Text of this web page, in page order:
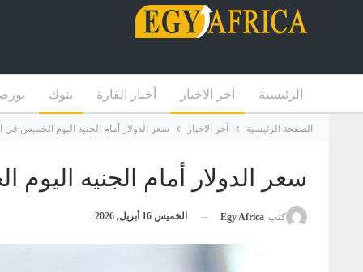
الرئيسية آخر الاخبار أخبار القارة بنوك
الصفحة الرئيسية آخر الاخبار سعر الدولار أمام الجنيه اليوم الخميس في
سعر الدولار أمام الجنيه
كتب Egy Africa الخميس 16 أبريل, 2026